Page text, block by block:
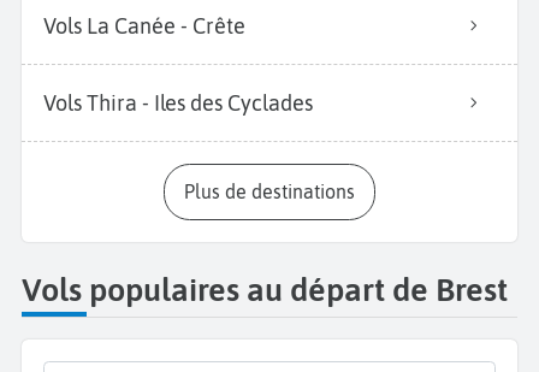
Vols La Canée - Crête
Vols Thira - Iles des Cyclades
Plus de destinations
Vols populaires au départ de Brest